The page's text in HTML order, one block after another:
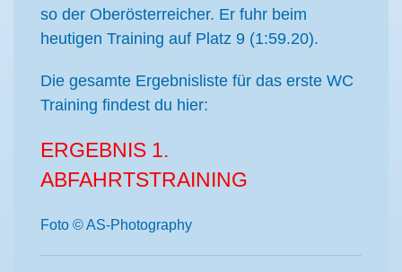
so der Oberösterreicher. Er fuhr beim
heutigen Training auf Platz 9 (1:59.20).
Die gesamte Ergebnisliste für das erste WC
Training findest du hier:
ERGEBNIS 1.
ABFAHRTSTRAINING
Foto © AS-Photography